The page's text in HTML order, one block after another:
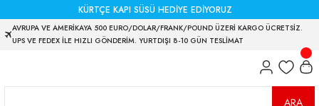
KÜRTÇE KAPI SÜSÜ HEDİYE EDİYORUZ
AVRUPA VE AMERİKAYA 500 EURO/DOLAR/FRANK/POUND ÜZERİ KARGO ÜCRETSİZ.
UPS VE FEDEX İLE HIZLI GÖNDERİM. YURTDIŞI 8-10 GÜN TESLİMAT
ARA